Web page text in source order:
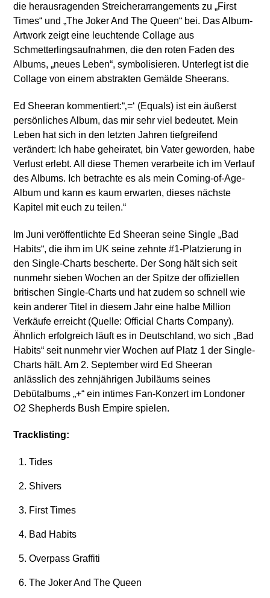
die herausragenden Streicherarrangements zu „First
Times“ und „The Joker And The Queen“ bei. Das Album-
Artwork zeigt eine leuchtende Collage aus
Schmetterlingsaufnahmen, die den roten Faden des
Albums, „neues Leben“, symbolisieren. Unterlegt ist die
Collage von einem abstrakten Gemälde Sheerans.
Ed Sheeran kommentiert:“‚=‘ (Equals) ist ein äußerst
persönliches Album, das mir sehr viel bedeutet. Mein
Leben hat sich in den letzten Jahren tiefgreifend
verändert: Ich habe geheiratet, bin Vater geworden, habe
Verlust erlebt. All diese Themen verarbeite ich im Verlauf
des Albums. Ich betrachte es als mein Coming-of-Age-
Album und kann es kaum erwarten, dieses nächste
Kapitel mit euch zu teilen.“
Im Juni veröffentlichte Ed Sheeran seine Single „Bad
Habits“, die ihm im UK seine zehnte #1-Platzierung in
den Single-Charts bescherte. Der Song hält sich seit
nunmehr sieben Wochen an der Spitze der offiziellen
britischen Single-Charts und hat zudem so schnell wie
kein anderer Titel in diesem Jahr eine halbe Million
Verkäufe erreicht (Quelle: Official Charts Company).
Ähnlich erfolgreich läuft es in Deutschland, wo sich „Bad
Habits“ seit nunmehr vier Wochen auf Platz 1 der Single-
Charts hält. Am 2. September wird Ed Sheeran
anlässlich des zehnjährigen Jubiläums seines
Debütalbums „+“ ein intimes Fan-Konzert im Londoner
O2 Shepherds Bush Empire spielen.
Tracklisting:
Tides
Shivers
First Times
Bad Habits
Overpass Graffiti
The Joker And The Queen